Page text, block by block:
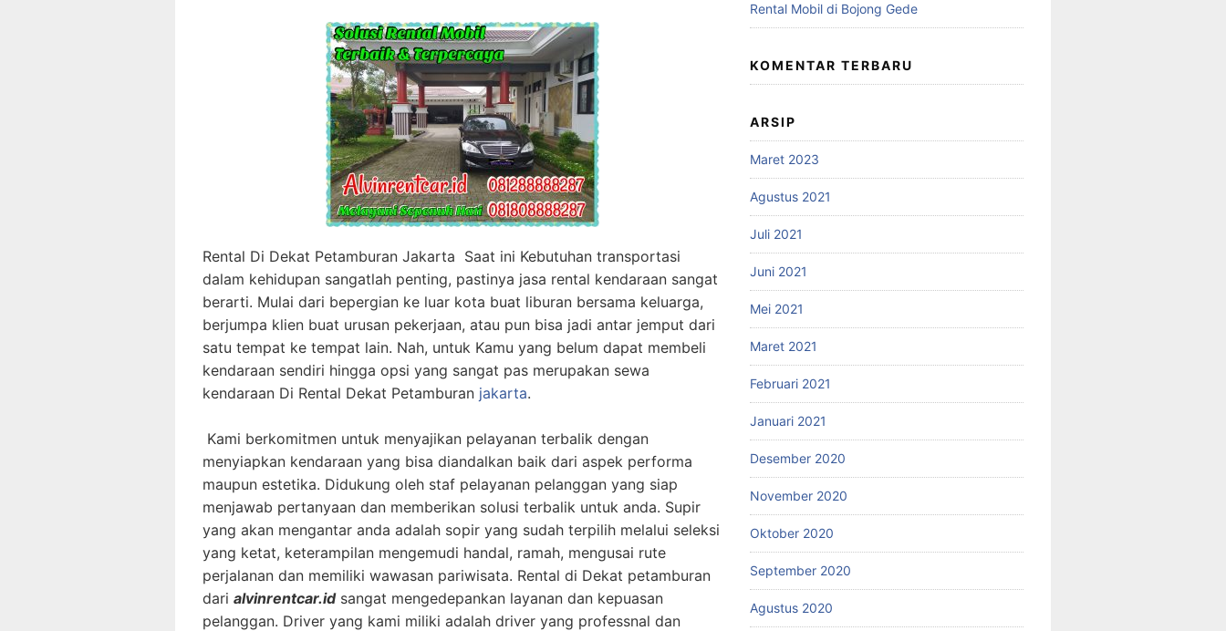
Rental Di Dekat Petamburan Jakarta Saat ini Kebutuhan transportasi
dalam kehidupan sangatlah penting, pastinya jasa rental kendaraan sangat
berarti. Mulai dari bepergian ke luar kota buat liburan bersama keluarga,
berjumpa klien buat urusan pekerjaan, atau pun bisa jadi antar jemput dari
satu tempat ke tempat lain. Nah, untuk Kamu yang belum dapat membeli
kendaraan sendiri hingga opsi yang sangat pas merupakan sewa
kendaraan Di Rental Dekat Petamburan jakarta.
Kami berkomitmen untuk menyajikan pelayanan terbalik dengan
menyiapkan kendaraan yang bisa diandalkan baik dari aspek performa
maupun estetika. Didukung oleh staf pelayanan pelanggan yang siap
menjawab pertanyaan dan memberikan solusi terbalik untuk anda. Supir
yang akan mengantar anda adalah sopir yang sudah terpilih melalui seleksi
yang ketat, keterampilan mengemudi handal, ramah, mengusai rute
perjalanan dan memiliki wawasan pariwisata. Rental di Dekat petamburan
dari alvinrentcar.idsangat mengedepankan layanan dan kepuasan
pelanggan. Driver yang kami miliki adalah driver yang professnal dan
Rental Mobil di Bojong Gede
KOMENTAR TERBARU
ARSIP
Maret 2023
Agustus 2021
Juli 2021
Juni 2021
Mei 2021
Maret 2021
Februari 2021
Januari 2021
Desember 2020
November 2020
Oktober 2020
September 2020
Agustus 2020